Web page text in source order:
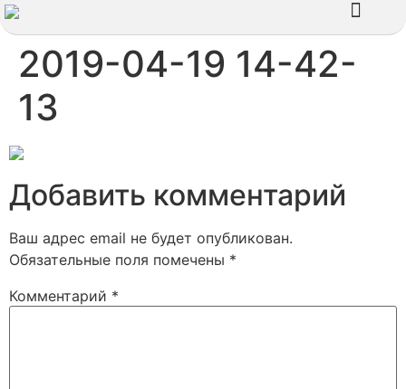
2019-04-19 14-42-
13
Добавить комментарий
Ваш адрес email не будет опубликован.
Обязательные поля помечены *
Комментарий *